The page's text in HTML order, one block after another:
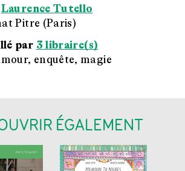
Laurence Tutello
Pitre (Paris)
par 3 libraire(s)
enquête, magie
ÉGALEMENT